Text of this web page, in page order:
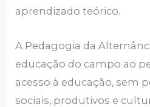
aprendizado teórico.
A Pedagogia da
educação do campo ao
acesso à educação, sem
sociais, produtivos e